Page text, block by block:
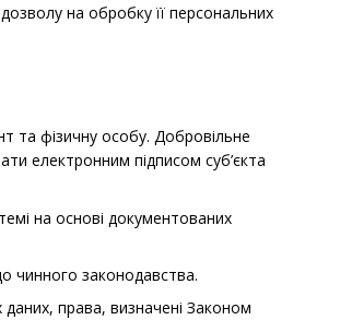
на обробку її персональних
та фізичну особу. Добровільне
електронним підписом суб’єкта
на основі документованих
чинного законодавства.
права, визначені Законом